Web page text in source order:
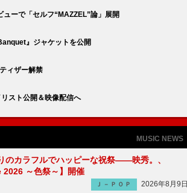
ーで「セルフ“MAZZEL”論」展開
』ジャケットを公開
ィザー解禁
スト公開＆映像配信へ
MUSIC NEWS
のカラフルでハッピーな祝祭――映秀。、
～色祭～】開催
Ｊ－ＰＯＰ
2026年8月9日